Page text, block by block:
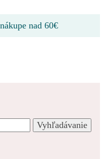
Vyhľadávanie
Vyhľadávanie
nad 60€